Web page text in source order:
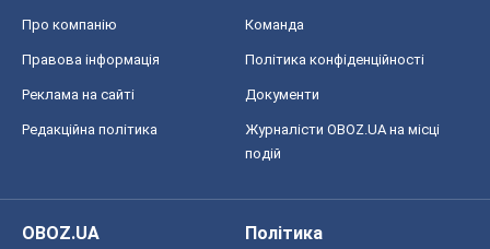
Про компанію Команда
Правова інформація Політика конфіденційності
Реклама на сайті Документи
Редакційна політика
Журналісти OBOZ.UA на місці
подій
OBOZ.UA
Політика